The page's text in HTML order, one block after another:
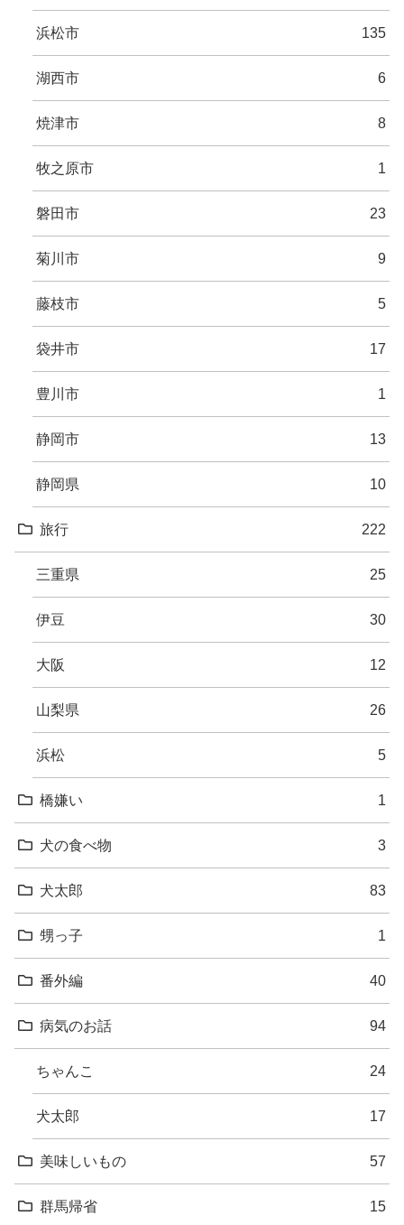
浜松市 135
湖西市 6
焼津市 8
牧之原市 1
磐田市 23
菊川市 9
藤枝市 5
袋井市 17
豊川市 1
静岡市 13
静岡県 10
旅行 222
三重県 25
伊豆 30
大阪 12
山梨県 26
浜松 5
橋嫌い 1
犬の食べ物 3
犬太郎 83
甥っ子 1
番外編 40
病気のお話 94
ちゃんこ 24
犬太郎 17
美味しいもの 57
群馬帰省 15